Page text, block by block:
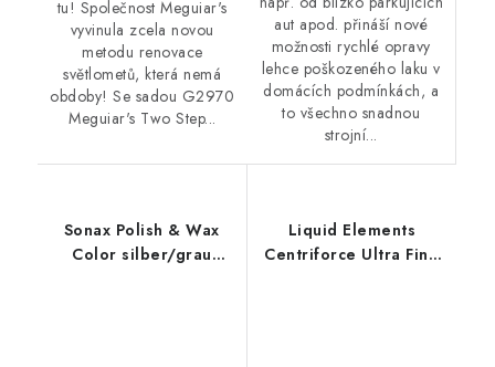
tu! Společnost Meguiar's
vyvinula zcela novou
metodu renovace
světlometů, která nemá
obdoby! Se sadou G2970
Meguiar's Two Step...
aut apod. přináší nové
možnosti rychlé opravy
lehce poškozeného laku v
domácích podmínkách, a
to všechno snadnou
strojní...
Sonax Polish & Wax
Color silber/grau
Liquid Elements
Centriforce Ultra Fine